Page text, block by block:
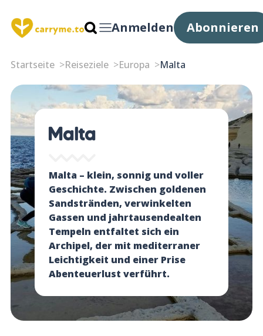
Anmelden Abonnieren
Startseite Reiseziele Europa Malta
Malta
Malta – klein, sonnig und voller
Geschichte. Zwischen goldenen
Sandstränden, verwinkelten
Gassen und jahrtausendealten
Tempeln entfaltet sich ein
Archipel, der mit mediterraner
Leichtigkeit und einer Prise
Abenteuerlust verführt.